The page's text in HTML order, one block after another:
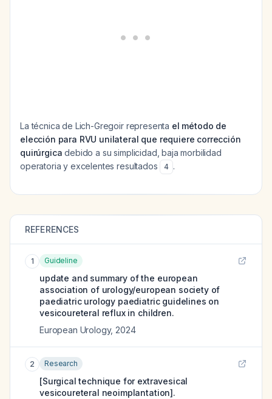
La técnica de Lich-Gregoir representa el método de
elección para RVU unilateral que requiere corrección
quirúrgica debido a su simplicidad, baja morbilidad
operatoria y excelentes resultados
4 .
REFERENCES
1 Guideline
update and summary of the european
association of urology/european society of
paediatric urology paediatric guidelines on
vesicoureteral reflux in children.
European Urology, 2024
2 Research
[Surgical technique for extravesical
vesicoureteral neoimplantation].